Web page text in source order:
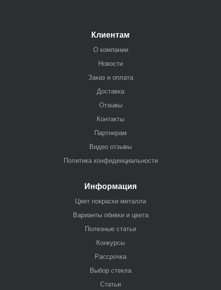
Клиентам
О компании
Новости
Заказ и оплата
Доставка
Отзывы
Контакты
Партнерам
Видео отзывы
Политика конфиденциальности
Информация
Цвет покраски металла
Варианты обивки и цвета
Полезные статьи
Конкурсы
Рассрочка
Выбор стекла
Статьи